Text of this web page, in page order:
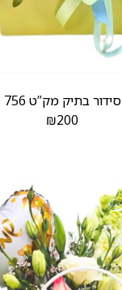
סידור בתיק מק”ט 756
₪200